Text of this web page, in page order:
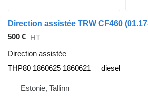
500 € HT
Direction assistée
THP80 1860625 1860621
diesel
Estonie, Tallinn